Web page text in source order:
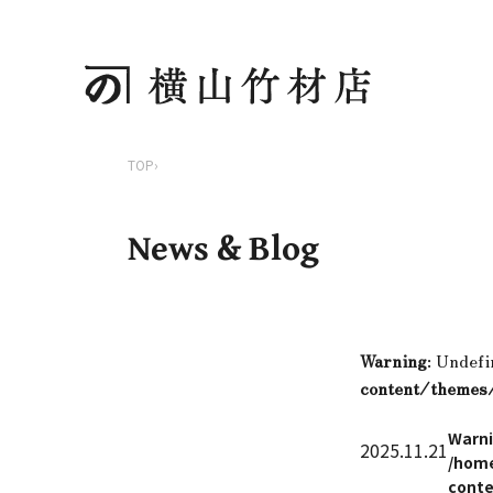
TOP›
News & Blog
Warning:
content/
2025.11.21/